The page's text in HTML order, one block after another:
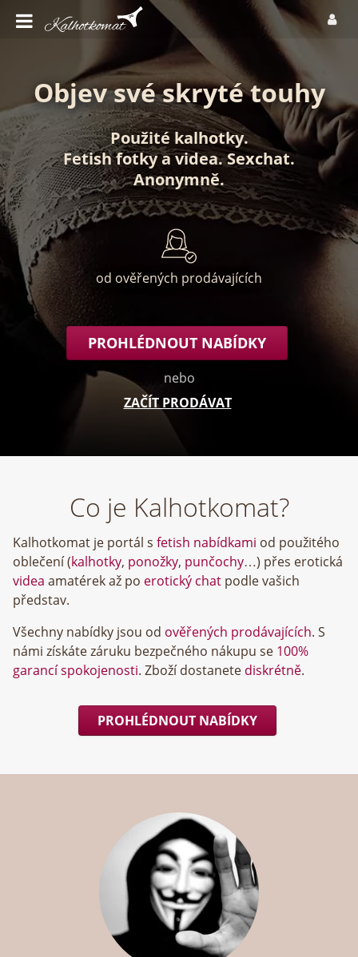
Objev své skryté touhy
Použité kalhotky.
Fetish fotkyavidea.Sexchat.
Anonymně.
od ověřených prodávajících
PROHLÉDNOUT NABÍDKY
nebo
ZAČÍT PRODÁVAT
Co je Kalhotkomat?
Kalhotkomat je portál s fetish nabídkami od použitého
oblečení (kalhotky, ponožky, punčochy…) přes erotická
videa amatérek až po erotický chat podle vašich
představ.
Všechny nabídky jsou od ověřených prodávajících. S
námi získáte záruku bezpečného nákupu se 100%
garancí spokojenosti. Zboží dostanete diskrétně.
PROHLÉDNOUT NABÍDKY